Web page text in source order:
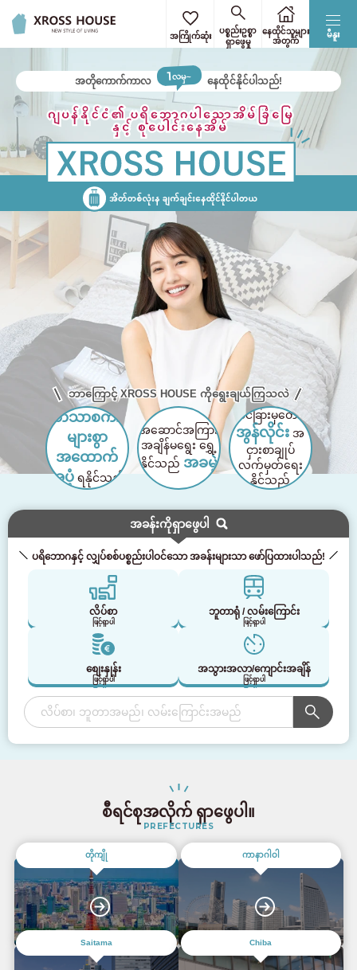
မီနူး
အကြိုက်ဆုံး
ပစ္စည်းဥစ္စာ
ရှာဖွေမှု
နေထိုင်သူများ
အတွက်
အတိုကောက်ကာလ 1လမှ~ နေထိုင်နိုင်ပါသည်!
ဘာကြောင့် XROSS HOUSE ကိုရွေးချယ်ကြသလဲ
ဘာသာစကား
များစွာ
အထောက်
အပံ့ရနိုင်သည်
အဆောင်အကြား
အချိန်မရွေး ရွှေ့
နိုင်သည် အခမဲ့
နိုင်ငံခြားမှတောင်
အွန်လိုင်း အ
ငှားစာချုပ်
လက်မှတ်ရေး
နိုင်သည်
အခန်းကိုရှာဖွေပါ
ပရိဘောဂနှင့် လျှပ်စစ်ပစ္စည်းပါဝင်သော အခန်းများသာ ဖော်ပြထားပါသည်!
လိပ်စာ
ဖြင့်ရှာပါ
ဘူတာရုံ / လမ်းကြောင်း
ဖြင့်ရှာပါ
စျေးနှုန်း
ဖြင့်ရှာပါ
အသွားအလာ/ကျောင်းအချိန်
ဖြင့်ရှာပါ
စီရင်စုအလိုက် ရှာဖွေပါ။
PREFECTURES
တိုကျို ကာနာဂါဝါ
Saitama Chiba